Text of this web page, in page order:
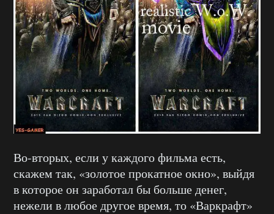
Во-вторых, если у каждого фильма есть,
скажем так, «золотое прокатное окно», выйдя
в которое он заработал бы больше денег,
нежели в любое другое время, то «Варкрафт»